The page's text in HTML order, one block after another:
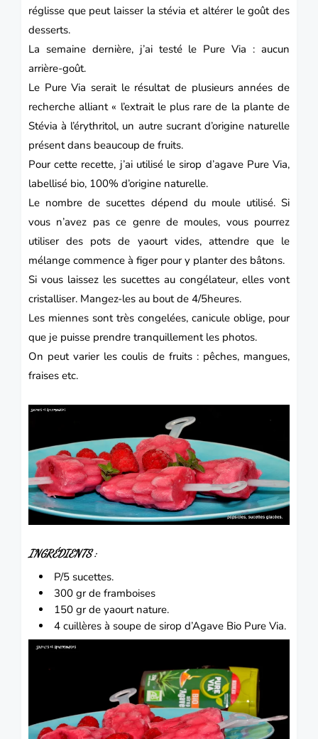
réglisse que peut laisser la stévia et altérer le goût des
desserts.
La semaine dernière, j’ai testé le Pure Via : aucun
arrière-goût.
Le Pure Via serait le résultat de plusieurs années de
recherche alliant « l’extrait le plus rare de la plante de
Stévia à l’érythritol, un autre sucrant d’origine naturelle
présent dans beaucoup de fruits.
Pour cette recette, j’ai utilisé le sirop d’agave Pure Via,
labellisé bio, 100% d’origine naturelle.
Le nombre desucettes dépend du moule utilisé. Si
vous n’avez pas ce genre de moules, vous pourrez
utiliser des pots de yaourt vides, attendre que le
mélange commence à figer pour y planter des bâtons.
Si vous laissez les sucettes au congélateur, elles vont
cristalliser. Mangez-les au bout de 4/5heures.
Les miennes sont très congelées, canicule oblige, pour
que je puisse prendre tranquillement les photos.
On peut varier les coulis de fruits : pêches, mangues,
fraises etc.
INGRÉDIENTS :
P/5 sucettes.
300 gr de framboises
150 gr de yaourt nature.
4 cuillères à soupe de sirop d’Agave Bio Pure Via.